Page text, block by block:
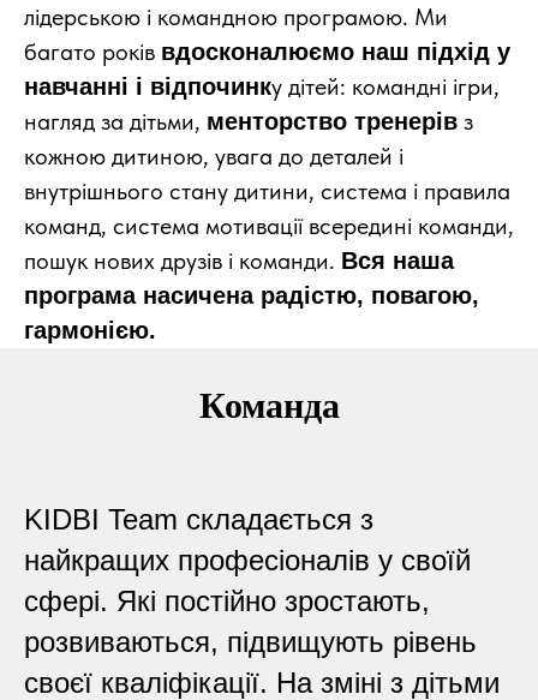
лідерською і командною програмою. Ми
багато років вдосконалюємо наш підхід у
навчанні і відпочинку дітей: командні ігри,
нагляд за дітьми, менторство тренерів з
кожною дитиною, увага до деталей і
внутрішнього стану дитини, система і правила
команд, система мотивації всередині команди,
пошук нових друзів і команди. Вся наша
програма насичена радістю, повагою,
гармонією.
Команда
KIDBI Team складається з
найкращих професіоналів у своїй
сфері. Які постійно зростають,
розвиваються, підвищують рівень
своєї кваліфікації. На зміні з дітьми